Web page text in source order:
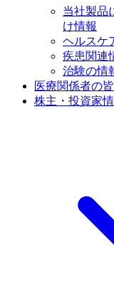
当社製品
け情報
ヘルスケ
疾患関連
治験の情
医療関係者の
株主・投資家